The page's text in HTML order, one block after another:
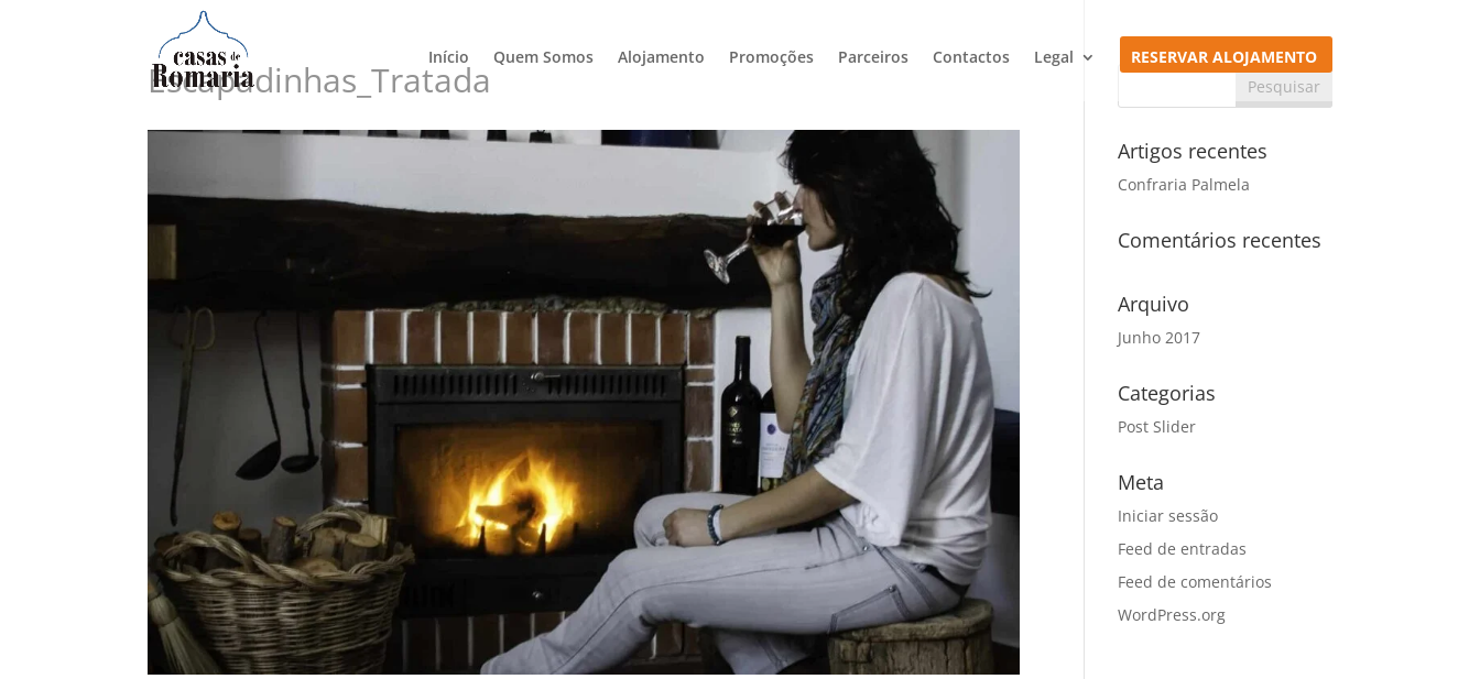
Início Quem Somos Alojamento Promoções Parceiros Contactos Legal RESERVAR ALOJAMENTO
Escapadinhas_Tratada
Artigos recentes
Confraria Palmela
Comentários recentes
Arquivo
Junho 2017
Categorias
Post Slider
Meta
Iniciar sessão
Feed de entradas
Feed de comentários
WordPress.org